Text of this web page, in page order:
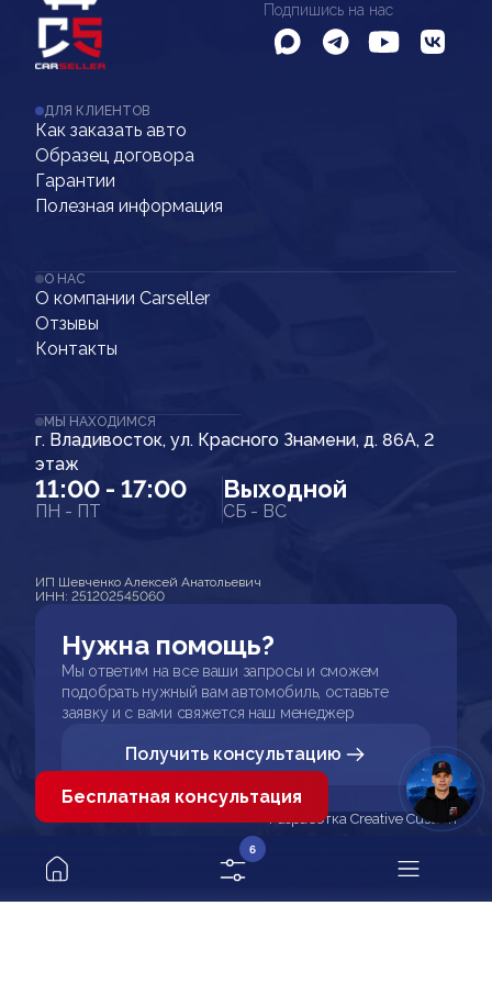
Подпишись на нас
ДЛЯ КЛИЕНТОВ
Как заказать авто
Образец договора
Гарантии
Полезная информация
О НАС
О компании Carseller
Отзывы
Контакты
МЫ НАХОДИМСЯ
г. Владивосток, ул. Красного Знамени, д. 86А, 2
этаж
11:00 - 17:00
ПН - ПТ
Выходной
СБ - ВС
ИП Шевченко Алексей Анатольевич
ИНН: 251202545060
Нужна помощь?
Мы ответим на все ваши запросы и сможем
подобрать нужный вам автомобиль, оставьте
заявку и с вами свяжется наш менеджер
Получить консультацию
Разработка Creative Custom
6
Бесплатная консультация